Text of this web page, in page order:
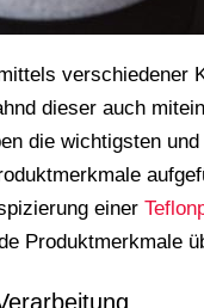
verschiedener
dieser auch
die wichtigsten
einer
Produktmerkmale